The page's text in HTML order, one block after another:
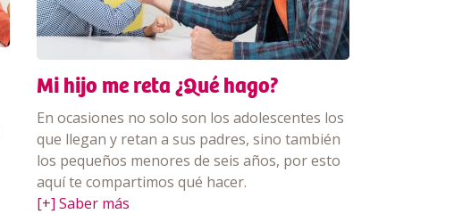
Mi hijo me reta ¿Qué hago?
En ocasiones no solo son los adolescentes los
que llegan y retan a sus padres, sino también
los pequeños menores de seis años, por esto
aquí te compartimos qué hacer.
[+] Saber más